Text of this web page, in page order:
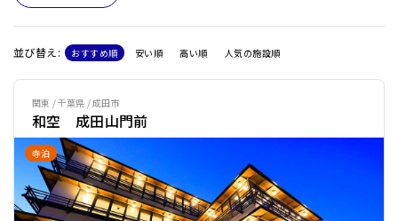
並び替え: おすすめ順 安い順 高い順 人気の施設順
寺泊
関東 / 千葉県 / 成田市
和空 成田山門前